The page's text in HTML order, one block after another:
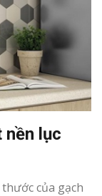
lục
của gạch